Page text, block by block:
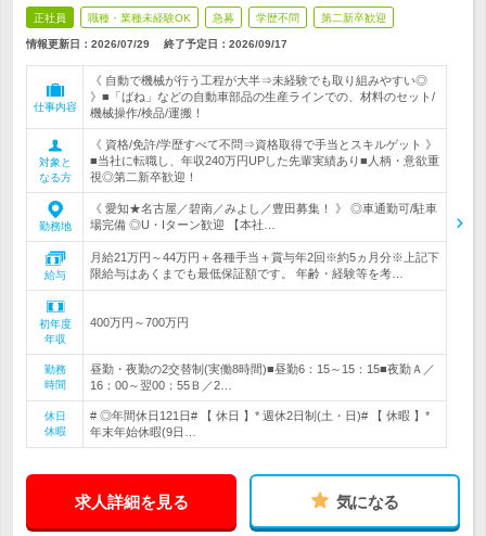
正社員 職種・業種未経験OK 急募 学歴不問 第二新卒歓迎
情報更新日：2026/07/29 終了予定日： 2026/09/17
仕事内容
《 自動で機械が行う工程が大半⇒未経験でも取り組みやすい◎
》■「ばね」などの自動車部品の生産ラインでの、材料のセット/
機械操作/検品/運搬！
対象と
なる方
《 資格/免許/学歴すべて不問⇒資格取得で手当とスキルゲット 》
■当社に転職し、年収240万円UPした先輩実績あり■人柄・意欲重
視◎第二新卒歓迎！
勤務地
《 愛知★名古屋／碧南／みよし／豊田募集！ 》 ◎車通勤可/駐車
場完備 ◎U・Iターン歓迎 【本社…
給与
月給21万円～44万円＋各種手当＋賞与年2回※約5ヵ月分※上記下
限給与はあくまでも最低保証額です。 年齢・経験等を考…
初年度
年収
400万円～700万円
勤務
時間
昼勤・夜勤の2交替制(実働8時間)■昼勤6：15～15：15■夜勤Ａ／
16：00～翌00：55Ｂ／2…
休日
休暇
# ◎年間休日121日# 【 休日 】* 週休2日制(土・日)# 【 休暇 】*
年末年始休暇(9日…
求人詳細を見る 気になる